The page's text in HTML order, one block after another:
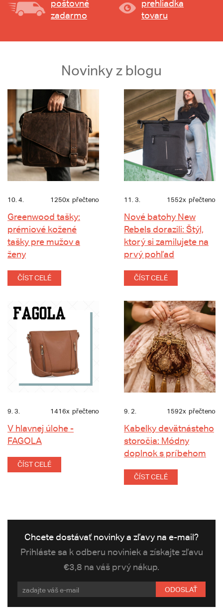
poštovné
zadarmo
prehliadka
tovaru
Novinky z blogu
10. 4. 1250x přečteno
Greenwood tašky:
prémiové kožené
tašky pre mužov a
ženy
ČÍST CELÉ
11. 3. 1552x přečteno
Nové batohy New
Rebels dorazili: Štýl,
ktorý si zamilujete na
prvý pohľad
ČÍST CELÉ
9. 3. 1416x přečteno
V hlavnej úlohe -
FAGOLA
ČÍST CELÉ
9. 2. 1592x přečteno
Kabelky devätnásteho
storočia: Módny
doplnok s príbehom
ČÍST CELÉ
Chcete dostávať novinky a zľavy na e-mail?
Prihláste sa k odberu noviniek a získajte zľavu
€3,8 na váš prvý nákup.
ODOSLAŤ